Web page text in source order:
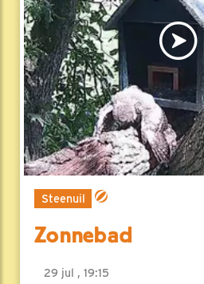
Steenuil
Zonnebad
29 jul , 19:15